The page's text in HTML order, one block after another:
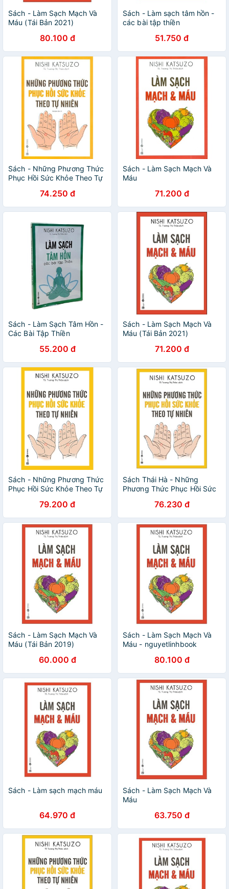
Sách - Làm Sạch Mạch Và
Máu (Tái Bản 2021)
80.100 đ
Sách - Làm sạch tâm hồn -
các bài tập thiền
51.750 đ
Sách - Những Phương Thức
Phục Hồi Sức Khỏe Theo Tự
74.250 đ
Sách - Làm Sạch Mạch Và
Máu
71.200 đ
Sách - Làm Sạch Tâm Hồn -
Các Bài Tập Thiền
55.200 đ
Sách - Làm Sạch Mạch Và
Máu (Tái Bản 2021)
71.200 đ
Sách - Những Phương Thức
Phục Hồi Sức Khỏe Theo Tự
79.200 đ
Sách Thái Hà - Những
Phương Thức Phục Hồi Sức
76.230 đ
Sách - Làm Sạch Mạch Và
Máu (Tái Bản 2019)
60.000 đ
Sách - Làm Sạch Mạch Và
Máu - nguyetlinhbook
80.100 đ
Sách - Làm sạch mạch máu
64.970 đ
Sách - Làm Sạch Mạch Và
Máu
63.750 đ